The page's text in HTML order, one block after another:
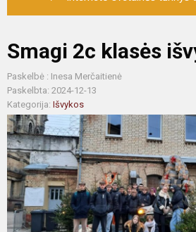
Smagi 2c klasės
Paskelbė : Inesa Merčaitienė
Paskelbta: 2024-12-13
Kategorija: Išvykos